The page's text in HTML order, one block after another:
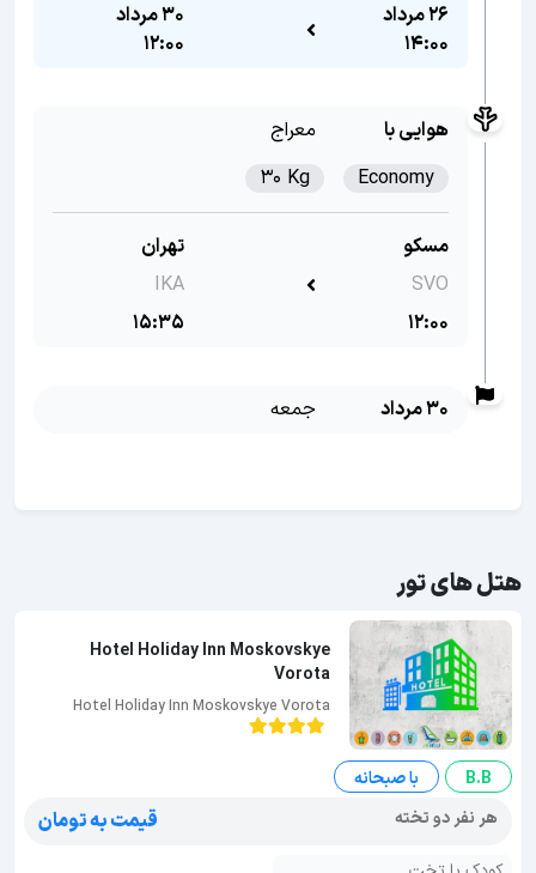
26 مرداد
14:00
30 مرداد
12:00
هوایی با
معراج
Economy
30 Kg
مسکو
SVO
12:00
تهران
IKA
15:35
30 مرداد جمعه
هتل های تور
Hotel Holiday Inn Moskovskye
Vorota
Hotel Holiday Inn Moskovskye Vorota
B.B
با صبحانه
هر نفر دو تخته
قیمت به تومان